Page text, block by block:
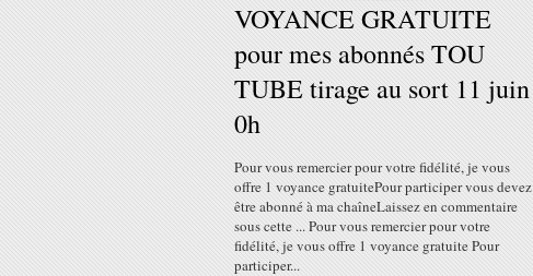
VOYANCE GRATUITE
pour mes abonnés TOU
TUBE tirage au sort 11 juin
0h
Pour vous remercier pour votre fidélité, je vous
offre 1 voyance gratuitePour participer vous devez
être abonné à ma chaîneLaissez en commentaire
sous cette ... Pour vous remercier pour votre
fidélité, je vous offre 1 voyance gratuite Pour
participer...